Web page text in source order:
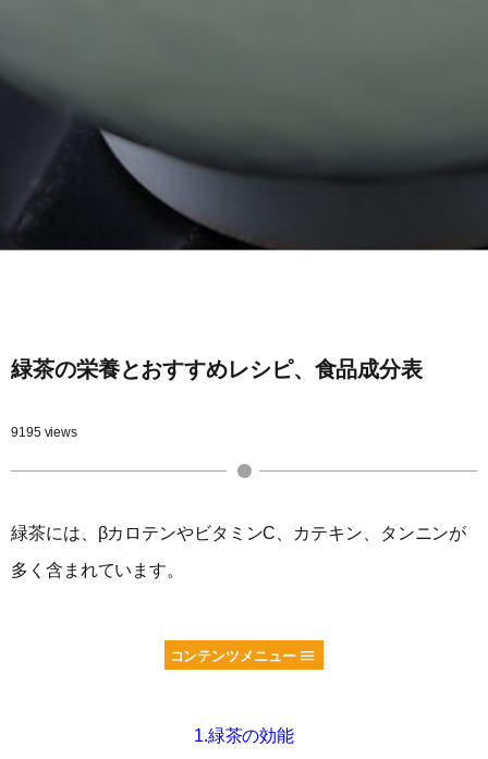
緑茶の栄養とおすすめレシピ、食品成分表
9195 views
緑茶には、βカロテンやビタミンC、カテキン、タンニンが
多く含まれています。
コンテンツメニュー
1.緑茶の効能